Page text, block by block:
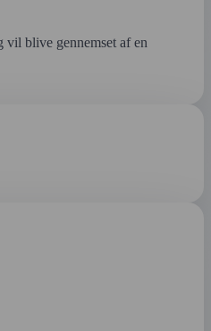
vil blive gennemset af en